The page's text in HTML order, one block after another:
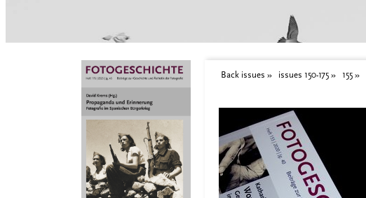
Back issues issues 150-175 155